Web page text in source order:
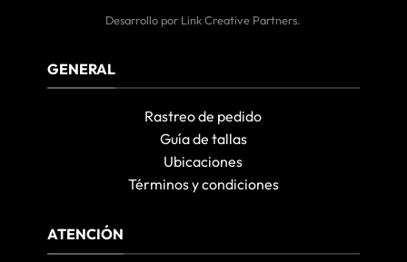
Desarrollo por Link Creative Partners.
GENERAL
Rastreo de pedido
Guía de tallas
Ubicaciones
Términos y condiciones
ATENCIÓN